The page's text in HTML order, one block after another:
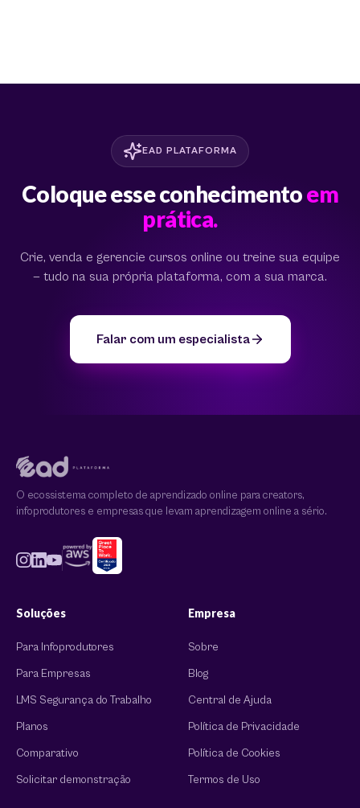
EAD PLATAFORMA
Coloque esse conhecimentoem
prática.
Crie, venda e gerencie cursos online ou treine sua equipe
— tudo na sua própria plataforma, com a sua marca.
Falar com um especialista
O ecossistema completo de aprendizado online para creators,
infoprodutores e empresas que levam aprendizagem online a sério.
Soluções
Para Infoprodutores
Para Empresas
LMS Segurança do Trabalho
Planos
Comparativo
Solicitar demonstração
Empresa
Sobre
Blog
Central de Ajuda
Política de Privacidade
Política de Cookies
Termos de Uso